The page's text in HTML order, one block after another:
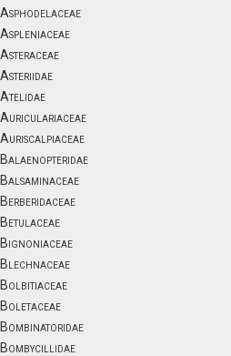
Asphodelaceae
Aspleniaceae
Asteraceae
Asteriidae
Atelidae
Auriculariaceae
Auriscalpiaceae
Balaenopteridae
Balsaminaceae
Berberidaceae
Betulaceae
Bignoniaceae
Blechnaceae
Bolbitiaceae
Boletaceae
Bombinatoridae
Bombycillidae